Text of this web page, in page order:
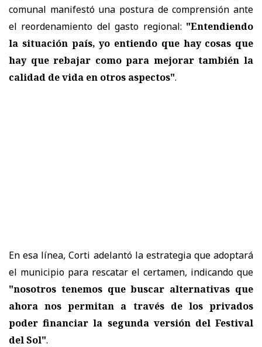
comunal manifestó una postura de comprensión ante
el reordenamiento del gasto regional: "Entendiendo
la situación país, yo entiendo que hay cosas que
hay que rebajar como para mejorar también la
calidad de vida en otros aspectos".
En esa línea, Corti adelantó la estrategia que adoptará
el municipio para rescatar el certamen, indicando que
"nosotros tenemos que buscar alternativas que
ahora nos permitan a través de los privados
poder financiar la segunda versión del Festival
del Sol".